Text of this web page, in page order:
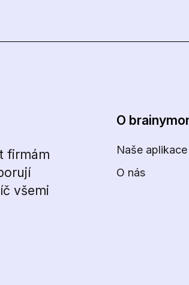
firmám
všemi
O
Naše aplikace
O nás